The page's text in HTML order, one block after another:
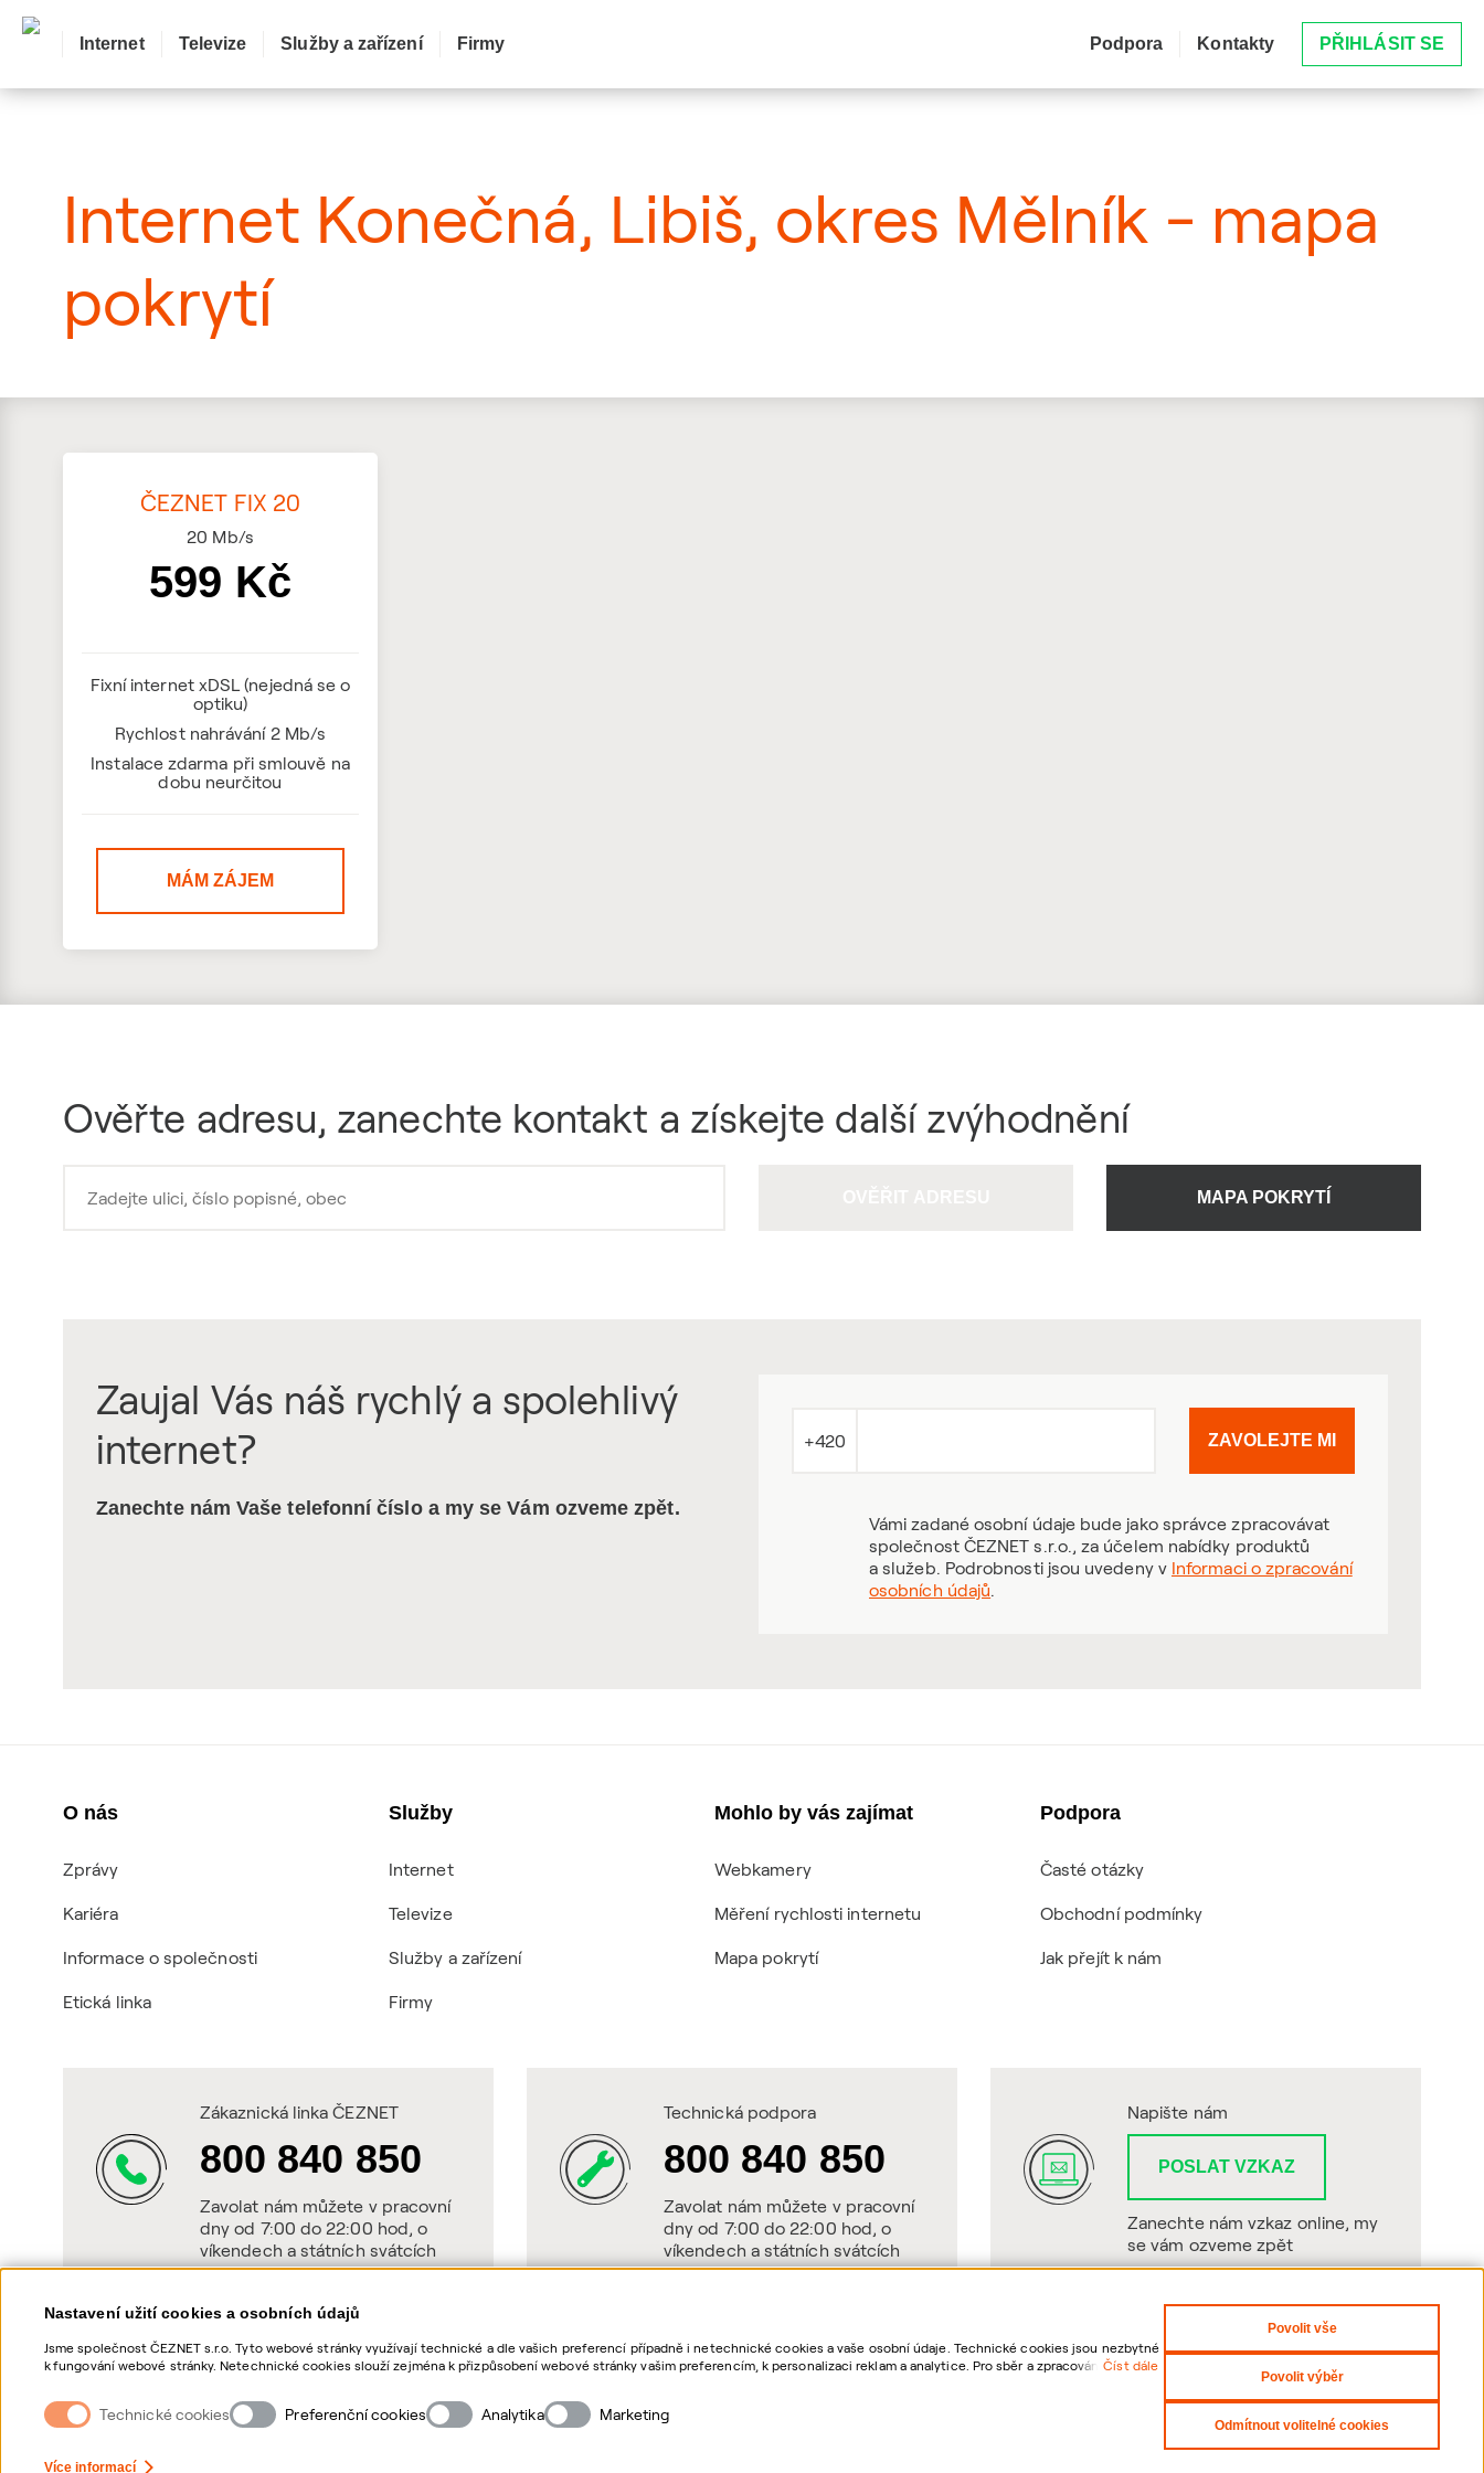
Nastavení užití cookies a osobních údajů
Jsme společnost ČEZNET s.r.o. Tyto webové stránky využívají technické a dle vašich preferencí případně i netechnické cookies a vaše osobní údaje. Technické cookies jsou nezbytné
k fungování webové stránky. Netechnické cookies slouží zejména k přizpůsobení webové stránky vašim preferencím, k personalizaci reklam a analytice. Pro sběr a zpracování
souhlasů, naleznete „
Číst dále
Technické cookies Preferenční cookies Analytika Marketing
Více informací
Povolit vše
Povolit výběr
Odmítnout volitelné cookies
Internet Televize Služby a zařízení Firmy Podpora Kontakty PŘIHLÁSIT SE
Internet Konečná, Libiš, okres Mělník - mapa
pokrytí
ČEZNET FIX 20
20 Mb/s
599 Kč
Fixní internet xDSL (nejedná se o
optiku)
Rychlost nahrávání 2 Mb/s
Instalace zdarma při smlouvě na
dobu neurčitou
MÁM ZÁJEM
Ověřte adresu, zanechte kontakt a získejte další zvýhodnění
MAPA POKRYTÍ
Zaujal Vás náš rychlý a spolehlivý
internet?
Zanechte nám Vaše telefonní číslo a my se Vám ozveme zpět.
+420
Vámi zadané osobní údaje bude jako správce zpracovávat
společnost ČEZNET s.r.o., za účelem nabídky produktů
a služeb. Podrobnosti jsou uvedeny v Informaci o zpracování
osobních údajů.
ZAVOLEJTE MI
: Mapa pokrytí ulice
O nás
Zprávy
Kariéra
Informace o společnosti
Etická linka
Služby
Internet
Televize
Služby a zařízení
Firmy
Mohlo by vás zajímat
Webkamery
Měření rychlosti internetu
Mapa pokrytí
Podpora
Časté otázky
Obchodní podmínky
Jak přejít k nám
Zákaznická linka ČEZNET
800 840 850
Zavolat nám můžete v pracovní
dny od 7:00 do 22:00 hod, o
víkendech a státních svátcích
od 8:00 do 20:00 hod.
Technická podpora
800 840 850
Zavolat nám můžete v pracovní
dny od 7:00 do 22:00 hod, o
víkendech a státních svátcích
od 8:00 do 20:00 hod.
Napište nám
POSLAT VZKAZ
Zanechte nám vzkaz online, my
se vám ozveme zpět